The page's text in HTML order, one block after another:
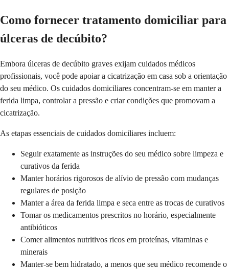
Como fornecer tratamento domiciliar para
úlceras de decúbito?
Embora úlceras de decúbito graves exijam cuidados médicos
profissionais, você pode apoiar a cicatrização em casa sob a orientação
do seu médico. Os cuidados domiciliares concentram-se em manter a
ferida limpa, controlar a pressão e criar condições que promovam a
cicatrização.
As etapas essenciais de cuidados domiciliares incluem:
Seguir exatamente as instruções do seu médico sobre limpeza e
curativos da ferida
Manter horários rigorosos de alívio de pressão com mudanças
regulares de posição
Manter a área da ferida limpa e seca entre as trocas de curativos
Tomar os medicamentos prescritos no horário, especialmente
antibióticos
Comer alimentos nutritivos ricos em proteínas, vitaminas e
minerais
Manter-se bem hidratado, a menos que seu médico recomende o